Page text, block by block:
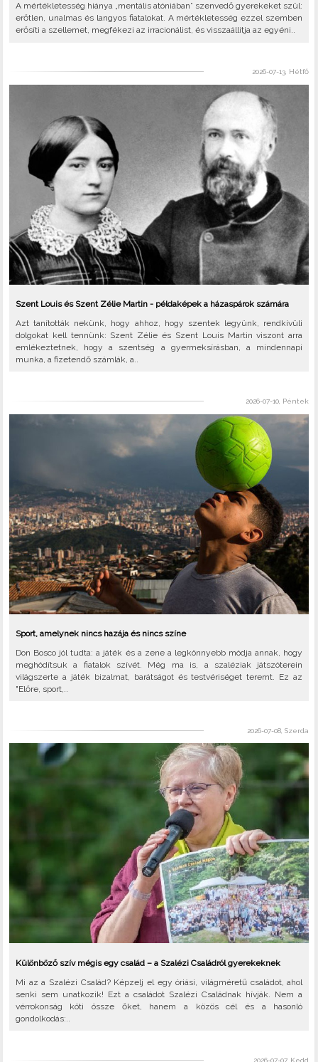
A mértékletesség hiánya „mentális atóniában” szenvedő gyerekeket szül:
erőtlen, unalmas és langyos fiatalokat. A mértékletesség ezzel szemben
erősíti a szellemet, megfékezi az irracionálist, és visszaállítja az egyéni..
2026-07-13, Hétfő
Szent Louis és Szent Zélie Martin - példaképek a házaspárok számára
Azt tanították nekünk, hogy ahhoz, hogy szentek legyünk, rendkívüli
dolgokat kell tennünk: Szent Zélie és Szent Louis Martin viszont arra
emlékeztetnek, hogy a szentség a gyermeksírásban, a mindennapi
munka, a fizetendő számlák, a..
2026-07-10, Péntek
Sport, amelynek nincs hazája és nincs színe
Don Bosco jól tudta: a játék és a zene a legkönnyebb módja annak, hogy
meghódítsuk a fiatalok szívét. Még ma is, a szaléziak játszóterein
világszerte a játék bizalmat, barátságot és testvériséget teremt. Ez az
"Előre, sport,..
2026-07-08, Szerda
Különböző szív mégis egy család – a Szalézi Családról gyerekeknek
Mi az a Szalézi Család? Képzelj el egy óriási, világméretű családot, ahol
senki sem unatkozik! Ezt a családot Szalézi Családnak hívják. Nem a
vérrokonság köti össze őket, hanem a közös cél és a hasonló
gondolkodás:..
2026-07-07, Kedd